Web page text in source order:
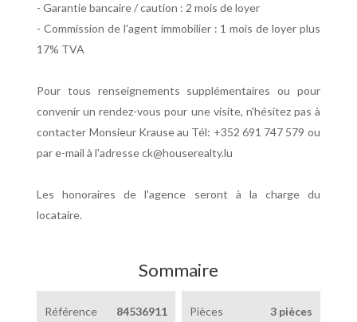
- Garantie bancaire / caution : 2 mois de loyer
- Commission de l'agent immobilier : 1 mois de loyer plus
17% TVA
Pour tous renseignements supplémentaires ou pour
convenir un rendez-vous pour une visite, n'hésitez pas à
contacter Monsieur Krause au Tél: +352 691 747 579 ou
par e-mail à l'adresse ck@houserealty.lu
Les honoraires de l'agence seront à la charge du
locataire.
Sommaire
Référence 84536911 Pièces 3 pièces